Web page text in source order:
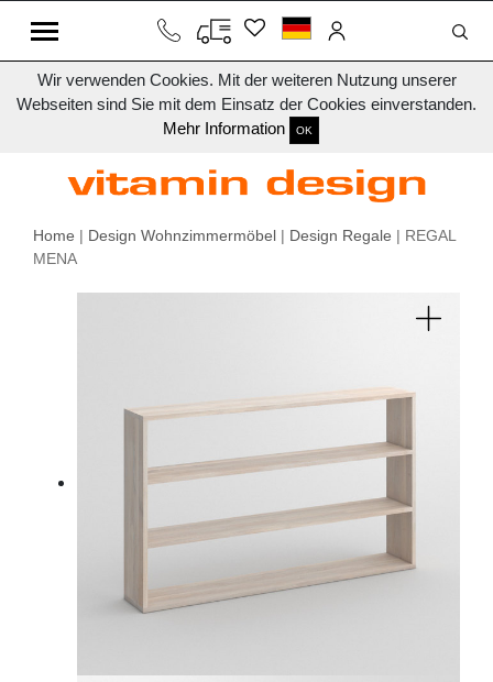
Wir verwenden Cookies. Mit der weiteren Nutzung unserer
Webseiten sind Sie mit dem Einsatz der Cookies einverstanden.
Mehr Information
OK
Home | Design Wohnzimmermöbel | Design Regale | REGAL
MENA